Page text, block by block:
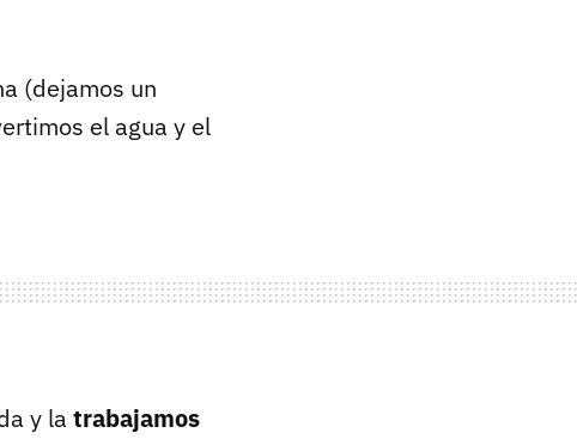
(dejamos un
el agua y el
y la trabajamos